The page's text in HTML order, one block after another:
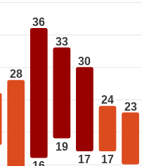
28
36
33
19
30
17
24
17
23